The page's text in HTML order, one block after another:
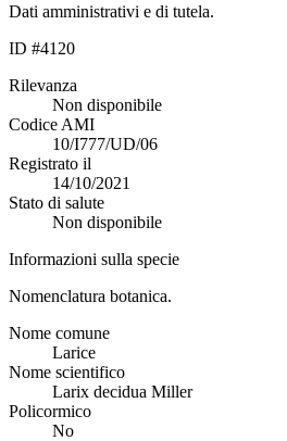
Dati amministrativi e di tutela.
ID #4120
Rilevanza
Non disponibile
Codice AMI
10/I777/UD/06
Registrato il
14/10/2021
Stato di salute
Non disponibile
Informazioni sulla specie
Nomenclatura botanica.
Nome comune
Larice
Nome scientifico
Larix decidua Miller
Policormico
No